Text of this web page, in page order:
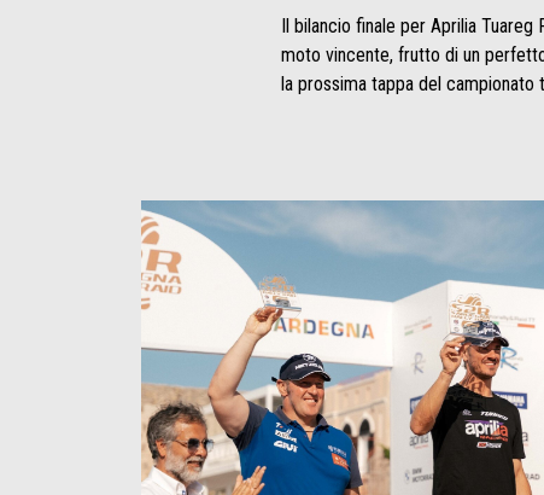
Il bilancio finale per Aprilia
moto vincente, frutto di un
la prossima tappa del